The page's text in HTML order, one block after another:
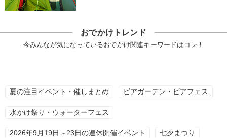
おでかけトレンド
今みんなが気になっているおでかけ関連キーワードはコレ！
夏の注目イベント・催しまとめ ビアガーデン・ビアフェス
水かけ祭り・ウォーターフェス
2026年9月19日～23日の連休開催イベント 七夕まつり